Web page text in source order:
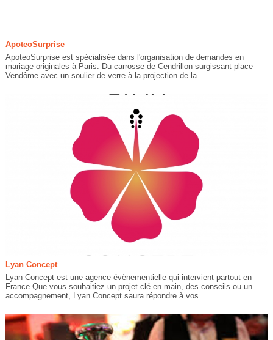
ApoteoSurprise
ApoteoSurprise est spécialisée dans l'organisation de demandes en
mariage originales à Paris. Du carrosse de Cendrillon surgissant place
Vendôme avec un soulier de verre à la projection de la...
Lyan Concept
Lyan Concept est une agence évènementielle qui intervient partout en
France.Que vous souhaitiez un projet clé en main, des conseils ou un
accompagnement, Lyan Concept saura répondre à vos...